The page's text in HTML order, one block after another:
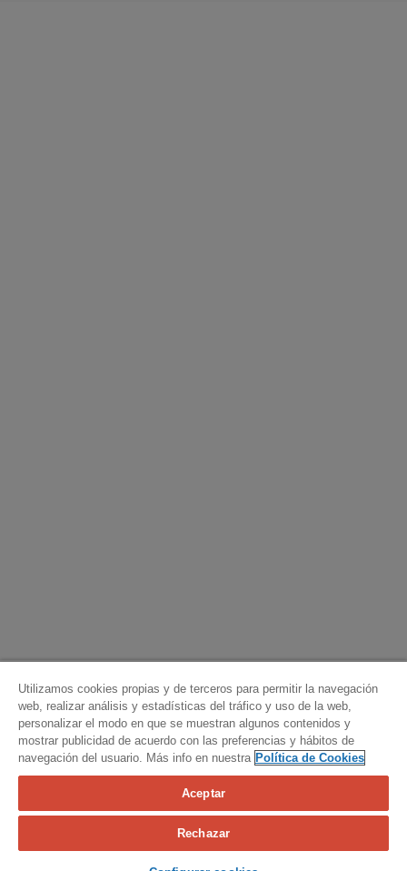
Calcula tu seguro
Contacta con nosotros
Utilizamos cookies propias y de terceros para permitir la navegación
web, realizar análisis y estadísticas del tráfico y uso de la web,
personalizar el modo en que se muestran algunos contenidos y
mostrar publicidad de acuerdo con las preferencias y hábitos de
navegación del usuario. Más info en nuestra Política de Cookies
Aceptar
Rechazar